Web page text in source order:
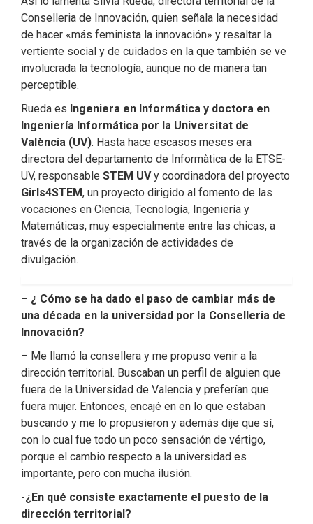
Conselleria de Innovación, quien señala la necesidad
de hacer «más feminista la innovación» y resaltar la
vertiente social y de cuidados en la que también se ve
involucrada la tecnología, aunque no de manera tan
perceptible.
Rueda es Ingeniera en Informática y doctora en
Ingeniería Informática por la Universitat de
València (UV). Hasta hace escasos meses era
directora del departamento de Informàtica de la ETSE-
UV, responsable STEM UVy coordinadora del proyecto
Girls4STEM, un proyecto dirigido al fomento de las
vocaciones en Ciencia, Tecnología, Ingeniería y
Matemáticas, muy especialmente entre las chicas, a
través de la organización de actividades de
divulgación.
– ¿ Cómo se ha dado el paso de cambiar más de
una década en la universidad por la Conselleria de
Innovación?
– Me llamó la consellera y me propuso venir a la
dirección territorial. Buscaban un perfil de alguien que
fuera de la Universidad de Valencia y preferían que
fuera mujer. Entonces, encajé en en lo que estaban
buscando y me lo propusieron y además dije que sí,
con lo cual fue todo un poco sensación de vértigo,
porque el cambio respecto a la universidad es
importante, pero con mucha ilusión.
-¿En qué consiste exactamente el puesto de la
dirección territorial?